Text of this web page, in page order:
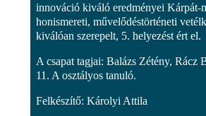
innováció kiváló eredményei Kárpát-
honismereti, művelődéstörténeti
kiválóan szerepelt, 5. helyezést ért el.
A csapat tagjai: Balázs Zétény, Rácz
11. A osztályos tanuló.
Felkészítő: Károlyi Attila